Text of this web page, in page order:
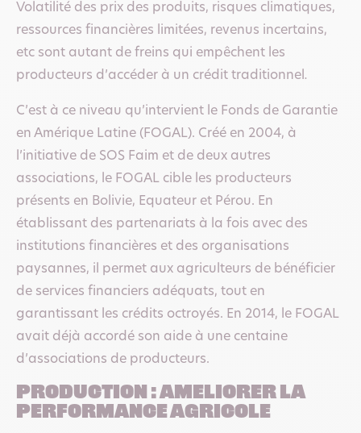
Volatilité des prix des produits, risques climatiques,
ressources financières limitées, revenus incertains,
etc sont autant de freins qui empêchent les
producteurs d’accéder à un crédit traditionnel .
C’est à ce niveau qu’intervient le Fonds de Garantie
en Amérique Latine (FOGAL). Créé en 2004, à
l’initiative de SOS Faim et de deux autres
associations, le FOGAL cible les producteurs
présents en Bolivie, Equateur et Pérou. En
établissant des partenariats à la fois avec des
institutions financières et des organisations
paysannes, il permet aux agriculteurs de bénéficier
de services financiers adéquats, tout en
garantissant les crédits octroyés. En 2014, le FOGAL
avait déjà accordé son aide à une centaine
d’associations de producteurs.
PRODUCTION : AMELIORER LA
PERFORMANCE AGRICOLE